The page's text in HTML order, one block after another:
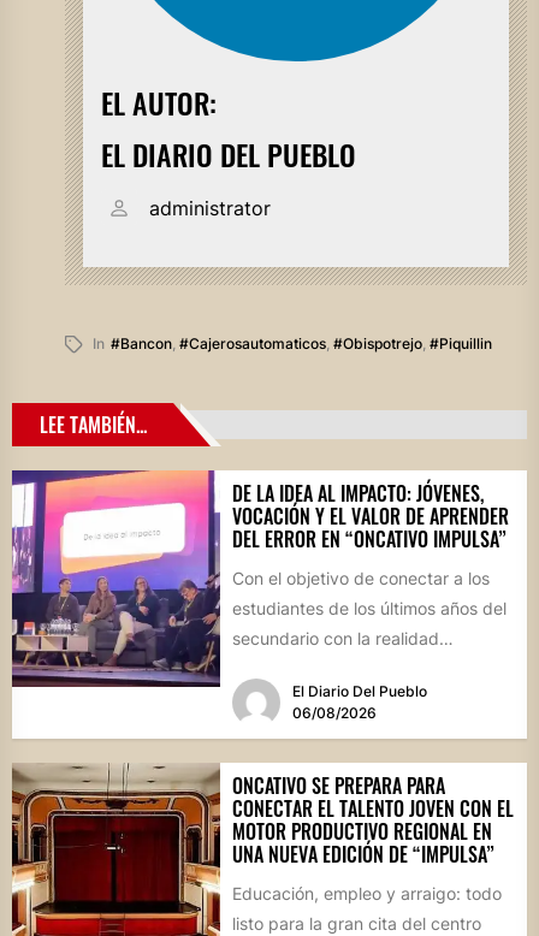
EL AUTOR:
EL DIARIO DEL PUEBLO
administrator
In #bancon, #cajerosautomaticos, #obispotrejo, #piquillin
LEE TAMBIÉN...
DE LA IDEA AL IMPACTO: JÓVENES,
VOCACIÓN Y EL VALOR DE APRENDER
DEL ERROR EN “ONCATIVO IMPULSA”
Con el objetivo de conectar a los
estudiantes de los últimos años del
secundario con la realidad
El Diario Del Pueblo
06/08/2026
ONCATIVO SE PREPARA PARA
CONECTAR EL TALENTO JOVEN CON EL
MOTOR PRODUCTIVO REGIONAL EN
UNA NUEVA EDICIÓN DE “IMPULSA”
Educación, empleo y arraigo: todo
listo para la gran cita del centro